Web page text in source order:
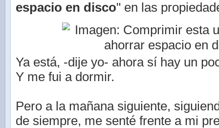
espacio en disco" en las
Ya está, -dije yo- ahora sí hay un
Y me fui a dormir.
Pero a la mañana siguiente,
de siempre, me senté frente a mi